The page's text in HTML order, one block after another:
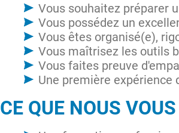
Vous souhaitez préparer
Vous possédez un
Vous êtes organisé(e),
Vous maîtrisez les outils
Vous faites preuve
Une première
CE QUE NOUS